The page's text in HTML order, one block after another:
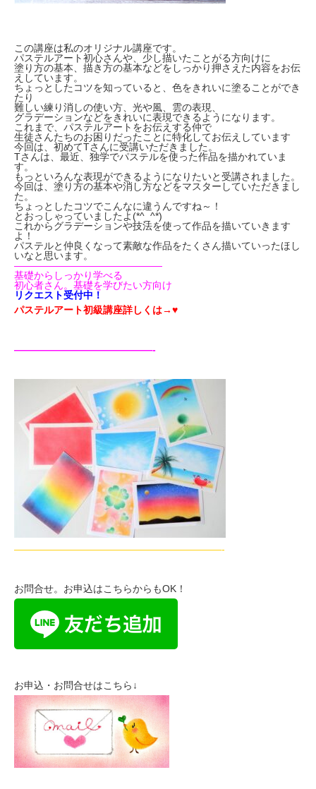
この講座は私のオリジナル講座です。
パステルアート初心さんや、少し描いたことがる方向けに
塗り方の基本、描き方の基本などをしっかり押さえた内容をお伝
えしています。
ちょっとしたコツを知っていると、色をきれいに塗ることができ
たり
難しい練り消しの使い方、光や風、雲の表現、
グラデーションなどをきれいに表現できるようになります。
これまで、パステルアートをお伝えする仲で
生徒さんたちのお困りだったことに特化してお伝えしています
今回は、初めてTさんに受講いただきました。
Tさんは、最近、独学でパステルを使った作品を描かれていま
す。
もっといろんな表現ができるようになりたいと受講されました。
今回は、塗り方の基本や消し方などをマスターしていただきまし
た。
ちょっとしたコツでこんなに違うんですね～！
とおっしゃっていましたよ(*^_^*)
これからグラデーションや技法を使って作品を描いていきます
よ！
パステルと仲良くなって素敵な作品をたくさん描いていったほし
いなと思います。
———————————————
基礎からしっかり学べる
初心者さん。基礎を学びたい方向け
リクエスト受付中！
パステルアート初級講座詳しくは→♥
——————————————-
—————————————————————-
お問合せ。お申込はこちらからもOK！
お申込・お問合せはこちら↓